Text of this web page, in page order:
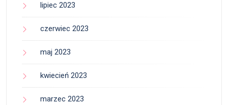
lipiec 2023
czerwiec 2023
maj 2023
kwiecień 2023
marzec 2023